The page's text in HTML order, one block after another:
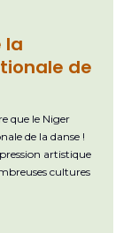
la
de
que le Niger
de la danse !
artistique
cultures
des événements